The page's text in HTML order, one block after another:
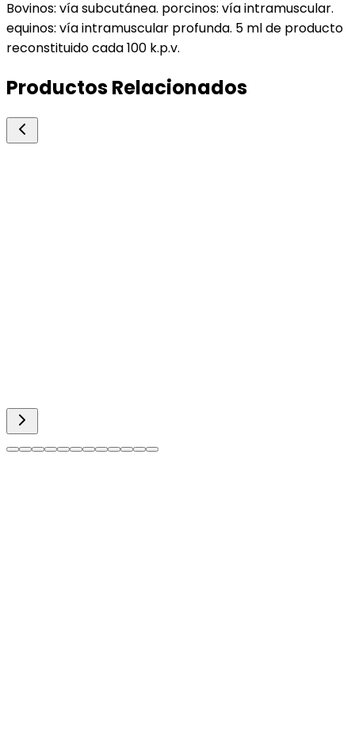
Bovinos: vía subcutánea. porcinos: vía intramuscular.
equinos: vía intramuscular profunda. 5 ml de producto
reconstituido cada 100 k.p.v.
Productos Relacionados